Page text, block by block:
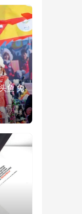
鱼 免